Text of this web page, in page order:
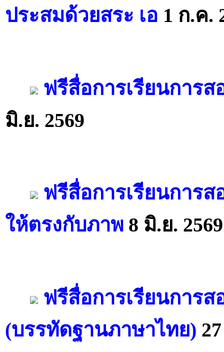
ประสมด้วยสระ เอ 1 ก.ค.
ฟรีสื่อการเรียนการ
มิ.ย. 2569
ฟรีสื่อการเรียนการ
ให้ตรงกับภาพ 8 มิ.ย. 2569
ฟรีสื่อการเรียนการ
(บรรทัดฐานภาษาไทย)